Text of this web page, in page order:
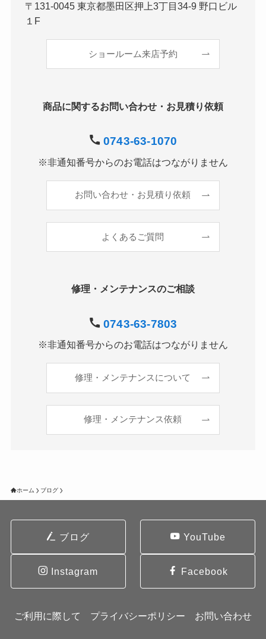
〒131-0045 東京都墨田区押上3丁目34-9 野口ビル
１F
ショールーム来店予約
商品に関するお問い合わせ・お見積り依頼
0743-63-1070
※非通知番号からのお電話はつながりません
お問い合わせ・お見積り依頼
よくあるご質問
修理・メンテナンスのご相談
0743-63-7803
※非通知番号からのお電話はつながりません
修理・メンテナンスについて
修理・メンテナンス依頼
ホーム ブログ
ブログ YouTube
Instagram Facebook
ご利用に際して プライバシーポリシー お問い合わせ